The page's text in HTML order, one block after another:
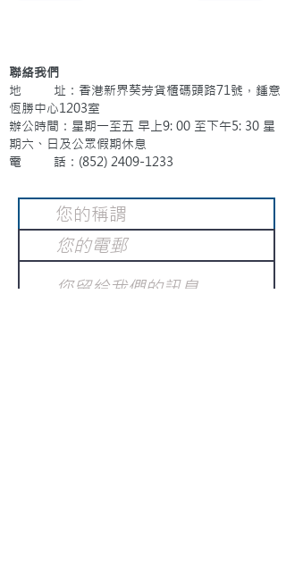
聯絡我們
地 址：香港新界葵芳貨櫃碼頭路71號，鍾意
恆勝中心1203室
辦公時間：星期一至五 早上9: 00 至下午5: 30 星
期六、日及公眾假期休息
電 話：(852) 2409-1233